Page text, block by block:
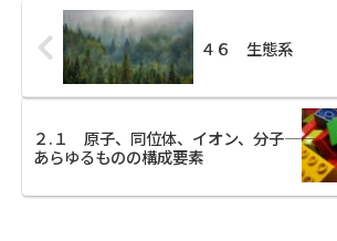
４６ 生態系
２.１ 原子、同位体、イオン、分子――
あらゆるものの構成要素